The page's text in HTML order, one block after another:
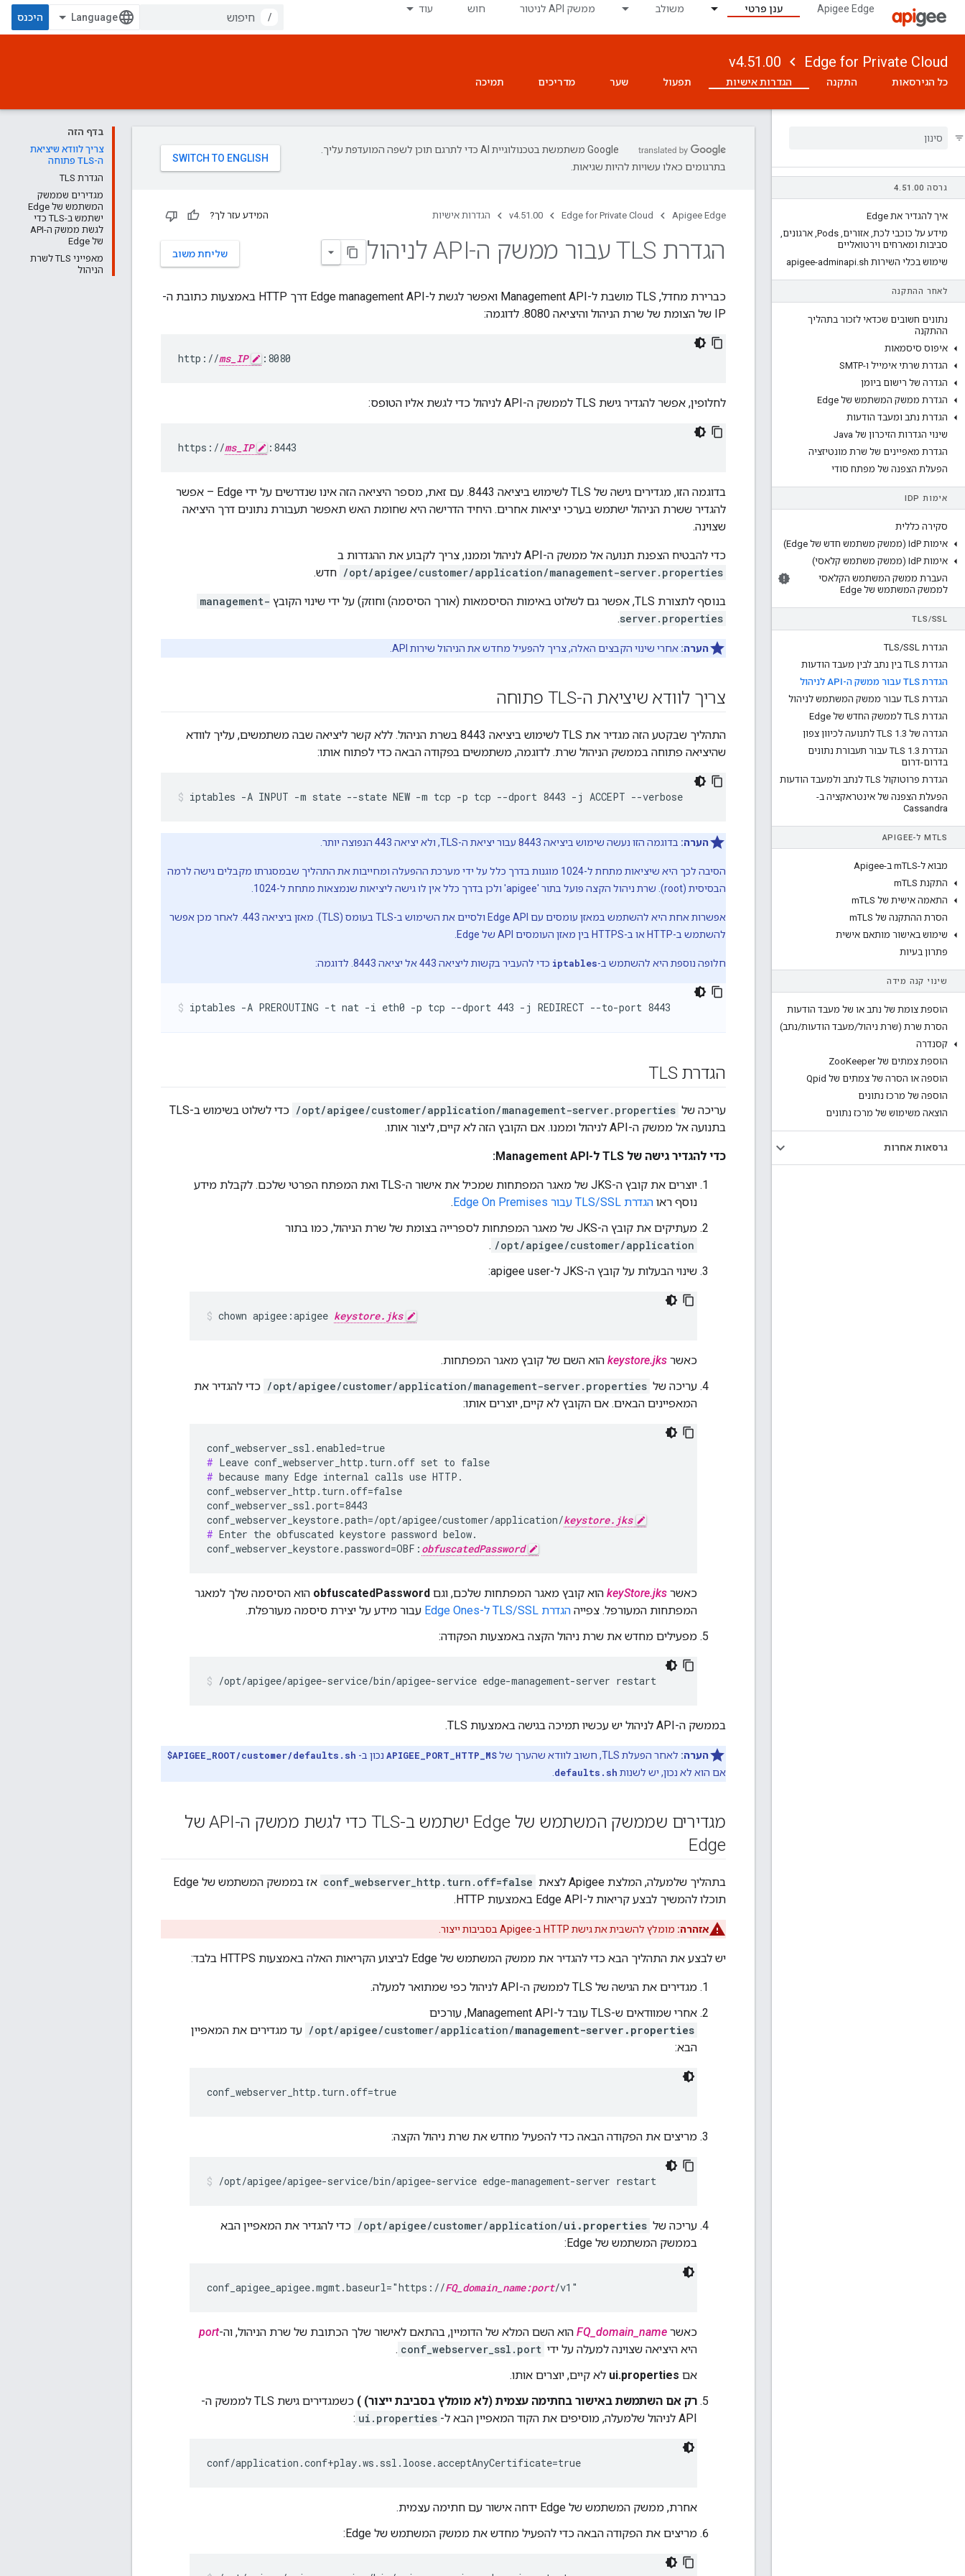
Apigee Edge ענן פרטי משולב ממשק API לניטור חוש עוד
/ היכנס
Edge for Private Cloud
v4.51.00
כל הגירסאות התקנה הגדרות אישיות תפעול שער מדריכים תמיכה
גרסה 4 . 51 .00
איך להגדיר את Edge
מידע על כוכבי לכת, אזורים,
, ארגונים,
סביבות ומארחים וירטואליים
שימוש בכלי השירות apigee-adminapi
.sh
לאחר ההתקנה
נתונים חשובים שכדאי לזכור בתהליך
ההתקנה
איפוס סיסמאות
הגדרת שרתי אימייל ו-SMTP
הגדרה של רישום ביומן
הגדרת ממשק המשתמש של Edge
הגדרת נתב ומעבד הודעות
שינוי הגדרות הזיכרון של Java
הגדרת מאפיינים של שרת מונטיזציה
הפעלת הצפנה של מפתח סודי
אימות ID P
סקירה כללית
אימות Id P (ממשק משתמש חדש של Edge)
אימות Id P (ממשק משתמש קלאסי)
העברת ממשק המשתמש הקלאסי
לממשק המשתמש של Edge
TLS/SSL
הגדרת TLS /SSL
הגדרת TLS בין נתב לבין מעבד הודעות
הגדרת TLS עבור ממשק ה-API לניהול
הגדרת TLS עבור ממשק המשתמש לניהול
הגדרת TLS לממשק החדש של Edge
הגדרה של TLS 1
.3 לתנועה לכיוון צפון
הגדרת TLS 1
.
3 עבור תעבורת נתונים
בדרום-דרום
הגדרת פרוטוקול TLS לנתב ולמעבד הודעות
הפעלת הצפנה של אינטראקציה ב-
Cassandra
MTLS ל-APIGEE
מבוא ל-mTLS ב-Apigee
התקנת m TLS
התאמה אישית של m TLS
הסרת ההתקנה של m TLS
שימוש באישור מותאם אישית
פתרון בעיות
שינוי קנה מידה
הוספת צומת של נתב או של מעבד הודעות
הסרת שרת (שרת ניהול/מעבד הודעות/נתב)
קסנדרה
הוספת צמתים של ZooKeeper
הוספה או הסרה של צמתים של Qpid
הוספה של מרכז נתונים
הוצאה משימוש של מרכז נתונים
גרסאות אחרות
בדף הזה
צריך לוודא שיציאת
ה-TLS פתוחה
הגדרת TLS
מגדירים שממשק
המשתמש של Edge
ישתמש ב-TLS כדי
לגשת ממשק ה-API
של Edge
מאפייני TLS לשרת
הניהול
‫Google משתמשת בטכנולוגיית AI כדי לתרגם תוכן לשפה המועדפת עליך.
בתרגומים כאלו עשויות להיות שגיאות.
Apigee Edge
Edge for Private Cloud
v4.51.00 הגדרות אישיות המידע עזר לך?
שליחת משוב הגדרת TLS עבור ממשק ה-API לניהול
כברירת מחדל, TLS מושבת ל-Management API ואפשר לגשת ל-Edge management API דרך HTTP באמצעות כתובת ה-
IP של הצומת של שרת הניהול והיציאה 8080. לדוגמה:
http://ms_IP :8080
לחלופין, אפשר להגדיר גישת TLS לממשק ה-API לניהול כדי לגשת אליו הטופס:
https://ms_IP :8443
בדוגמה הזו, מגדירים גישה של TLS לשימוש ביציאה 8443. עם זאת, מספר היציאה הזה אינו שנדרשים על ידי Edge – אפשר
להגדיר ששרת הניהול ישתמש בערכי יציאות אחרים. היחיד הדרישה היא שחומת האש תאפשר תעבורת נתונים דרך היציאה
שצוינה.
כדי להבטיח הצפנת תנועה אל ממשק ה-API לניהול וממנו, צריך לקבוע את ההגדרות ב
/opt/apigee/customer/application/management-server.properties חדש.
בנוסף לתצורת TLS, אפשר גם לשלוט באימות הסיסמאות (אורך הסיסמה) וחוזק) על ידי שינוי הקובץ
management-
server.properties
.
הערה: אחרי שינוי הקבצים האלה, צריך להפעיל מחדש את הניהול שירות API.
צריך לוודא שיציאת ה-TLS פתוחה
התהליך שבקטע הזה מגדיר את TLS לשימוש ביציאה 8443 בשרת הניהול. ללא קשר ליציאה שבה משתמשים, עליך לוודא
שהיציאה פתוחה בממשק הניהול שרת. לדוגמה, משתמשים בפקודה הבאה כדי לפתוח אותו:
iptables -A INPUT -m state --state NEW -m tcp -p tcp --dport 8443 -j ACCEPT --verbose
הערה: בדוגמה הזו נעשה שימוש ביציאה 8443 עבור יציאת ה-TLS, ולא יציאה 443 הנפוצה יותר.
הסיבה לכך היא שיציאות מתחת ל-1024 מוגנות בדרך כלל על ידי מערכת ההפעלה ומחייבות את התהליך שבמסגרתו מקבלים גישה לרמה
הבסיסית (root). שרת ניהול הקצה פועל בתור 'apigee' ולכן בדרך כלל אין לו גישה ליציאות שנמצאות מתחת ל-1024.
אפשרות אחת היא להשתמש במאזן עומסים עם Edge API ולסיים את השימוש ב-TLS בעומס (TLS). מאזן ביציאה 443. לאחר מכן אפשר
להשתמש ב-HTTP או ב-HTTPS בין מאזן העומסים API של Edge.
חלופה נוספת היא להשתמש ב-iptables כדי להעביר בקשות ליציאה 443 אל יציאה 8443. לדוגמה:
iptables -A PREROUTING -t nat -i eth0 -p tcp --dport 443 -j REDIRECT --to-port 8443
הגדרת TLS
עריכה של /opt/apigee/customer/application/management-server.properties
כדי לשלוט בשימוש ב-TLS
בתנועה אל ממשק ה-API לניהול וממנו. אם הקובץ הזה לא קיים, ליצור אותו.
כדי להגדיר גישה של TLS ל-Management API:
יוצרים את קובץ ה-JKS של מאגר המפתחות שמכיל את אישור ה-TLS ואת המפתח הפרטי שלכם. לקבלת מידע
נוסף ראו הגדרת TLS/SSL עבור Edge On Premises
.
מעתיקים את קובץ ה-JKS של מאגר המפתחות לספרייה בצומת של שרת הניהול, כמו בתור
/opt/apigee/customer/application
.
שינוי הבעלות על קובץ ה-JKS ל-apigee user:
chown apigee:apigee keystore.jks
כאשר keystore.jks הוא השם של קובץ מאגר המפתחות.
עריכה של /opt/apigee/customer/application/management-server.properties כדי להגדיר את
המאפיינים הבאים. אם הקובץ לא קיים, יוצרים אותו:
#
# because many Edge internal calls use HTTP.
conf_webserver_http.turn.off=false
conf_webserver_ssl.port=8443
conf_webserver_keystore.path=/opt/apigee/customer/application/keystore.jks
# Enter the obfuscated keystore password below.
conf_webserver_keystore.password=OBF: obfuscatedPassword
כאשר keyStore.jks הוא קובץ מאגר המפתחות שלכם, וגם obfuscatedPassword הוא הסיסמה שלך למאגר
המפתחות המעורפל. צפייה הגדרת TLS/SSL ל-Edge Ones
עבור מידע על יצירת סיסמה מעורפלת.
מפעילים מחדש את שרת ניהול הקצה באמצעות הפקודה:
/opt/apigee/apigee-service/bin/apigee-service edge-management-server restart
בממשק ה-API לניהול יש עכשיו תמיכה בגישה באמצעות TLS.
הערה: לאחר הפעלת TLS, חשוב לוודא שהערך של APIGEE_PORT_HTTP_MS נכון ב- $APIGEE_ROOT/customer/defaults.sh
אם הוא לא נכון, יש לשנות defaults.sh
מגדירים שממשק המשתמש של Edge ישתמש ב-TLS כדי לגשת ממשק ה-API של
Edge
בתהליך שלמעלה, המלצת Apigee לצאת conf_webserver_http.turn.off=false
אז בממשק המשתמש של Edge
תוכלו להמשיך לבצע קריאות ל-Edge API באמצעות HTTP.
אזהרה: מומלץ להשבית את גישת HTTP ב-Apigee בסביבות ייצור.
יש לבצע את התהליך הבא כדי להגדיר את ממשק המשתמש של Edge לביצוע הקריאות האלה באמצעות HTTPS בלבד:
מגדירים את הגישה של TLS לממשק ה-API לניהול כפי שמתואר למעלה.
אחרי שמוודאים ש-TLS עובד ל-Management API, עורכים
/opt/apigee/customer/application/management-server.properties
עד מגדירים את המאפיין
הבא:
conf_webserver_http.turn.off=true
מריצים את הפקודה הבאה כדי להפעיל מחדש את שרת ניהול הקצה:
/opt/apigee/apigee-service/bin/apigee-service edge-management-server restart
עריכה של /opt/apigee/customer/application/ui.properties
כדי להגדיר את המאפיין הבא
בממשק המשתמש של Edge:
conf_apigee_apigee.mgmt.baseurl="https://FQ_domain_name:port/v1"
כאשר FQ_domain_name הוא השם המלא של הדומיין, בהתאם לאישור שלך הכתובת של שרת הניהול, וה-port
היא היציאה שצוינה למעלה על ידי conf_webserver_ssl.port
.
אם ui.properties לא קיים, יוצרים אותו.
רק אם השתמשת באישור בחתימה עצמית (לא מומלץ בסביבת ייצור) )
כשמגדירים גישת TLS לממשק ה-
API לניהול שלמעלה, מוסיפים את הקוד המאפיין הבא ל-
ui.properties
:
conf/application.conf+play.ws.ssl.loose.acceptAnyCertificate=true
אחרת, ממשק המשתמש של Edge ידחה אישור עם חתימה עצמית.
מריצים את הפקודה הבאה כדי להפעיל מחדש את ממשק המשתמש של Edge: